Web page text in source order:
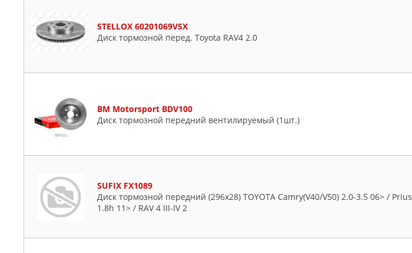
STELLOX 60201069VSX
Диск тормозной перед. Toyota RAV4 2.0
BM Motorsport BDV100
Диск тормозной передний вентилируемый (1шт.)
SUFIX FX1089
Диск тормозной передний (296x28) TOYOTA Camry(V40/V50) 2.0-3.5 06> / Prius
1.8h 11> / RAV 4 III-IV 2